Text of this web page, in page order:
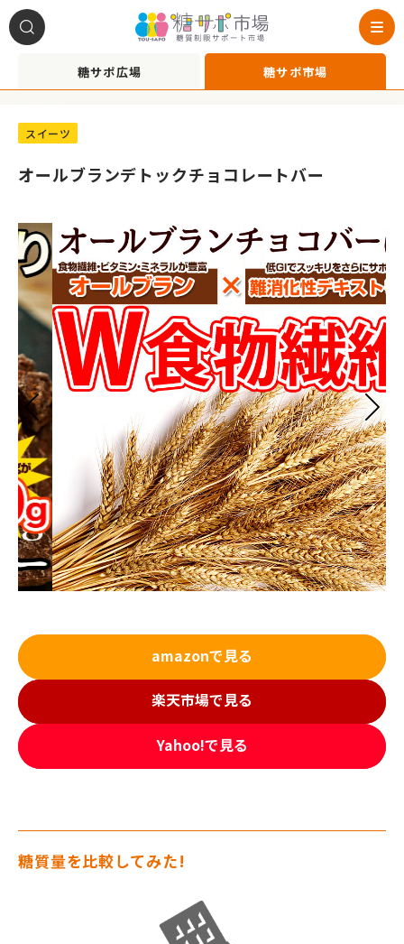
糖サポ広場 糖サポ市場
A1022021
スイーツ
オールブランデトックチョコレートバー
amazonで見る
楽天市場で見る
Yahoo!で見る
糖質量を比較してみた!